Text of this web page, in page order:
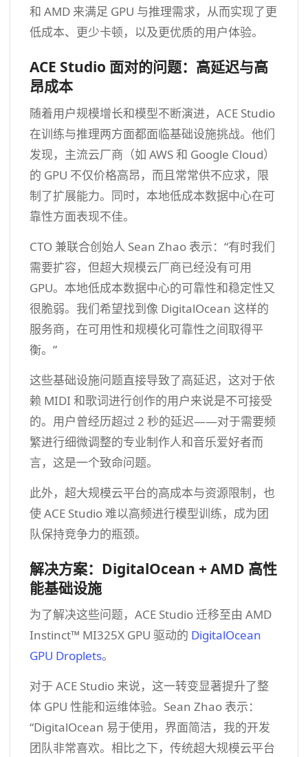
和 AMD 来满足 GPU 与推理需求，从而实现了更
低成本、更少卡顿，以及更优质的用户体验。
ACE Studio 面对的问题：高延迟与高
昂成本
随着用户规模增长和模型不断演进，ACE Studio
在训练与推理两方面都面临基础设施挑战。他们
发现，主流云厂商（如 AWS 和 Google Cloud）
的 GPU 不仅价格高昂，而且常常供不应求，限
制了扩展能力。同时，本地低成本数据中心在可
靠性方面表现不佳。
CTO 兼联合创始人 Sean Zhao 表示：“有时我们
需要扩容，但超大规模云厂商已经没有可用
GPU。本地低成本数据中心的可靠性和稳定性又
很脆弱。我们希望找到像 DigitalOcean 这样的
服务商，在可用性和规模化可靠性之间取得平
衡。”
这些基础设施问题直接导致了高延迟，这对于依
赖 MIDI 和歌词进行创作的用户来说是不可接受
的。用户曾经历超过 2 秒的延迟——对于需要频
繁进行细微调整的专业制作人和音乐爱好者而
言，这是一个致命问题。
此外，超大规模云平台的高成本与资源限制，也
使 ACE Studio 难以高频进行模型训练，成为团
队保持竞争力的瓶颈。
解决方案：DigitalOcean + AMD 高性
能基础设施
为了解决这些问题，ACE Studio 迁移至由 AMD
Instinct™ MI325X GPU 驱动的 DigitalOcean
GPU Droplets。
对于 ACE Studio 来说，这一转变显著提升了整
体 GPU 性能和运维体验。Sean Zhao 表示：
“DigitalOcean 易于使用，界面简洁，我的开发
团队非常喜欢。相比之下，传统超大规模云平台